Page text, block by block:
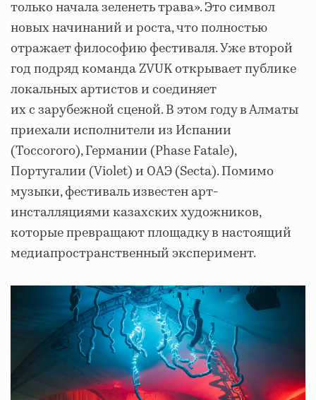
только начала зеленеть трава». Это символ
новых начинаний и роста, что полностью
отражает философию фестиваля. Уже второй
год подряд команда ZVUK открывает публике
локальных артистов и соединяет
их с зарубежной сценой. В этом году в Алматы
приехали исполнители из Испании
(Toccororo), Германии (Phase Fatale),
Португалии (Violet) и ОАЭ (Secta). Помимо
музыки, фестиваль известен арт-
инсталляциями казахских художников,
которые превращают площадку в настоящий
медиапространственный эксперимент.